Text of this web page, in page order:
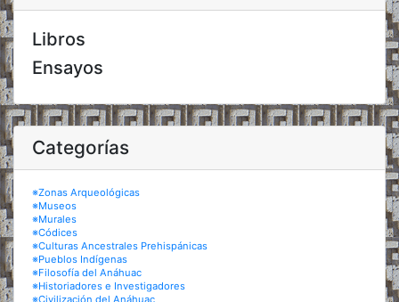
Libros
Ensayos
Categorías
※Zonas Arqueológicas
※Museos
※Murales
※Códices
※Culturas Ancestrales Prehispánicas
※Pueblos Indígenas
※Filosofía del Anáhuac
※Historiadores e Investigadores
※Civilización del Anáhuac